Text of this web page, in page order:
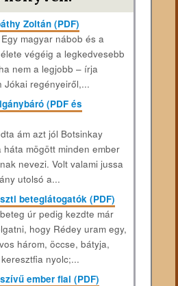
Zoltán (PDF)
magyar nábob és a
végéig a legkedvesebb
nem a legjobb – írja
Jókai regényeiről,...
(PDF és
ám azt jól Botsinkay
mögött minden ember
nevezi. Volt valami jussa
utolsó a...
beteglátogatók (PDF)
úr pedig kezdte már
hogy Rédey uram egy,
három, öccse, bátyja,
nyolc;...
ember fiai (PDF)